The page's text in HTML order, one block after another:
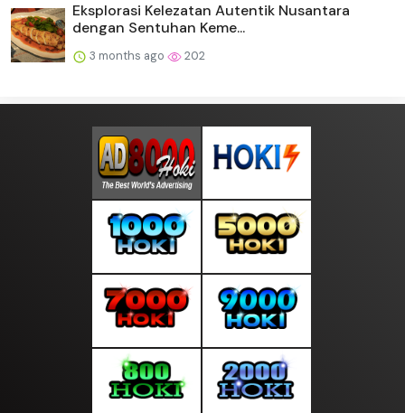
Eksplorasi Kelezatan Autentik Nusantara
dengan Sentuhan Keme...
3 months ago 202